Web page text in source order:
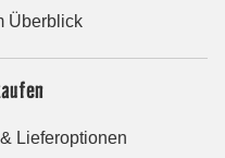
Überblick
Lieferoptionen